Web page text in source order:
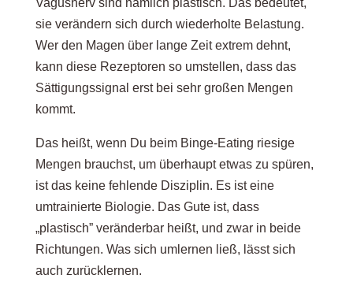
Vagusnerv sind nämlich plastisch. Das bedeutet,
sie verändern sich durch wiederholte Belastung.
Wer den Magen über lange Zeit extrem dehnt,
kann diese Rezeptoren so umstellen, dass das
Sättigungssignal erst bei sehr großen Mengen
kommt.
Das heißt, wenn Du beim Binge-Eating riesige
Mengen brauchst, um überhaupt etwas zu spüren,
ist das keine fehlende Disziplin. Es ist eine
umtrainierte Biologie. Das Gute ist, dass
„plastisch” veränderbar heißt, und zwar in beide
Richtungen. Was sich umlernen ließ, lässt sich
auch zurücklernen.